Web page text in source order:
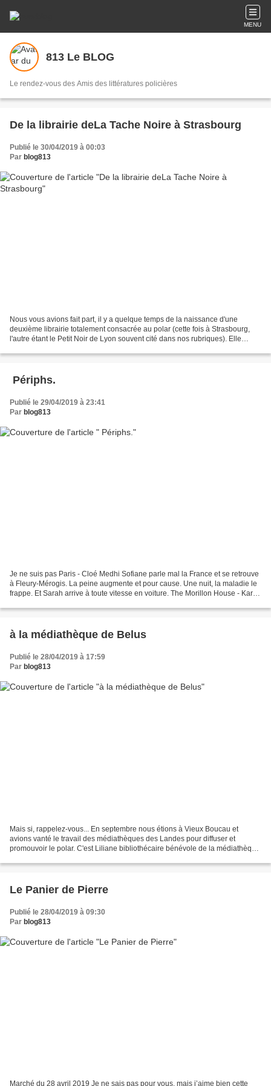
MENU
813 Le BLOG
Le rendez-vous des Amis des littératures policières
De la librairie deLa Tache Noire à Strasbourg
Publié le 30/04/2019 à 00:03
Par blog813
Nous vous avions fait part, il y a quelque temps de la naissance d'une
deuxième librairie totalement consacrée au polar (cette fois à Strasbourg,
l'autre étant le Petit Noir de Lyon souvent cité dans nos rubriques). Elle
​ Périphs.
Publié le 29/04/2019 à 23:41
Par blog813
Je ne suis pas Paris - Cloé Medhi Sofiane parle mal la France et se retrouve
à Fleury-Mérogis. La peine augmente et pour cause. Une nuit, la maladie le
frappe. Et Sarah arrive à toute vitesse en voiture. The Morillon House - Karim
à la médiathèque de Belus
Publié le 28/04/2019 à 17:59
Par blog813
Mais si, rappelez-vous... En septembre nous étions à Vieux Boucau et
avions vanté le travail des médiathèques des Landes pour diffuser et
promouvoir le polar. C'est Liliane bibliothécaire bénévole de la médiathèque
Le Panier de Pierre
Publié le 28/04/2019 à 09:30
Par blog813
Marché du 28 avril 2019 Je ne sais pas pour vous, mais j’aime bien cette